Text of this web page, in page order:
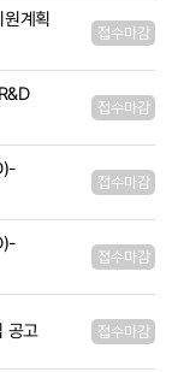
계획
접수마감
접수마감
접수마감
접수마감
공고 접수마감